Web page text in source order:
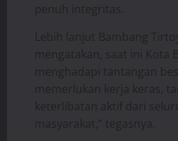
penuh integritas.
Lebih lanjut Bambang
mengatakan, saat ini Kota
menghadapi tantangan
memerlukan kerja keras,
keterlibatan aktif dari
masyarakat,” tegasnya.